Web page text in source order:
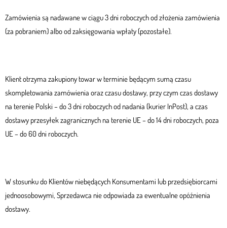
Zamówienia są nadawane w ciągu 3 dni roboczych od złożenia zamówienia
(za pobraniem) albo od zaksięgowania wpłaty (pozostałe).
Klient otrzyma zakupiony towar w terminie będącym sumą czasu
skompletowania zamówienia oraz czasu dostawy, przy czym czas dostawy
na terenie Polski – do 3 dni roboczych od nadania (kurier InPost), a czas
dostawy przesyłek zagranicznych na terenie UE – do 14 dni roboczych, poza
UE – do 60 dni roboczych.
W stosunku do Klientów niebędących Konsumentami lub przedsiębiorcami
jednoosobowymi, Sprzedawca nie odpowiada za ewentualne opóźnienia
dostawy.